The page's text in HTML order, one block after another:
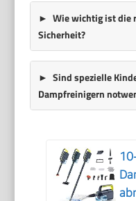
Wie wichtig ist die
Sicherheit?
Sind spezielle
Dampfreinigern